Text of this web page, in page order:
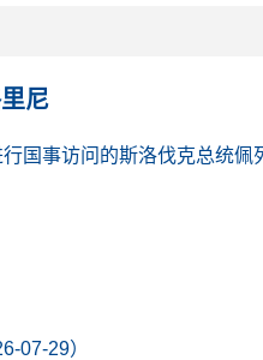
尼
国事访问的斯洛伐克总统佩
07-29）